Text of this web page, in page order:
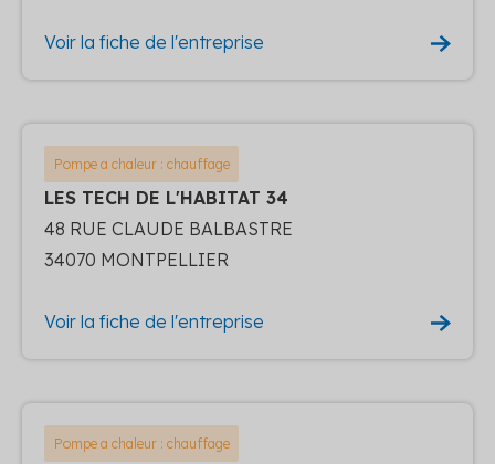
Voir la fiche de l'entreprise
Pompe a chaleur : chauffage
LES TECH DE L'HABITAT 34
48 RUE CLAUDE BALBASTRE
34070 MONTPELLIER
Voir la fiche de l'entreprise
Pompe a chaleur : chauffage